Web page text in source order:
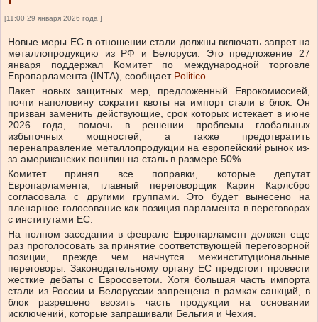
[11:00 29 января 2026 года ]
Новые меры ЕС в отношении стали должны включать запрет на
металлопродукцию из РФ и Белоруси. Это предложение 27
января поддержал Комитет по международной торговле
Европарламента (INTA), сообщает Politico.
Пакет новых защитных мер, предложенный Еврокомиссией,
почти наполовину сократит квоты на импорт стали в блок. Он
призван заменить действующие, срок которых истекает в июне
2026 года, помочь в решении проблемы глобальных
избыточных мощностей, а также предотвратить
перенаправление металлопродукции на европейский рынок из-
за американских пошлин на сталь в размере 50%.
Комитет принял все поправки, которые депутат
Европарламента, главный переговорщик Карин Карлсбро
согласовала с другими группами. Это будет вынесено на
пленарное голосование как позиция парламента в переговорах
с институтами ЕС.
На полном заседании в феврале Европарламент должен еще
раз проголосовать за принятие соответствующей переговорной
позиции, прежде чем начнутся межинституциональные
переговоры. Законодательному органу ЕС предстоит провести
жесткие дебаты с Евросоветом. Хотя большая часть импорта
стали из России и Белоруссии запрещена в рамках санкций, в
блок разрешено ввозить часть продукции на основании
исключений, которые запрашивали Бельгия и Чехия.